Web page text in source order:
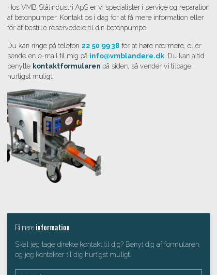
Hos VMB Stålindustri ApS er vi specialister i service og reparation
af betonpumper. Kontakt os i dag for at få mere information eller
for at bestille reservedele til din betonpumpe.
Du kan ringe på telefon 22 50 99 38 for at høre nærmere, eller
sende en e-mail til mig på info@vmblandere.dk .​ Du kan altid
benytte kontaktformularen på siden, så vender vi tilbage
hurtigst muligt.
Få mere information
Skal jeg tage direkte kontakt til dig? Benyt dig af formularen,
og jeg kontakter til dig hurtigst muligt.